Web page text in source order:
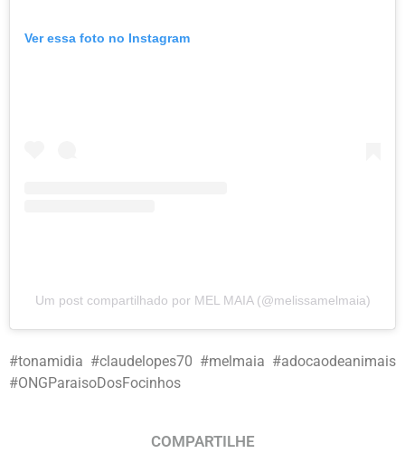
Ver essa foto no Instagram
Um post compartilhado por MEL MAIA (@melissamelmaia)
#tonamidia #claudelopes70 #melmaia #adocaodeanimais
#ONGParaisoDosFocinhos
COMPARTILHE